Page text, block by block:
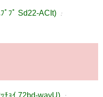
ﾟﾌﾟ Sd22-ACIt) ：
ﾁｮｲ 72bd-wayU)